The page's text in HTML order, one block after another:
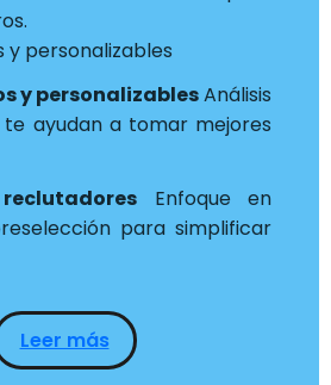
y personalizables
y personalizablesAnálisis
ayudan a tomar mejores
Enfoque en
para simplificar
Leer más